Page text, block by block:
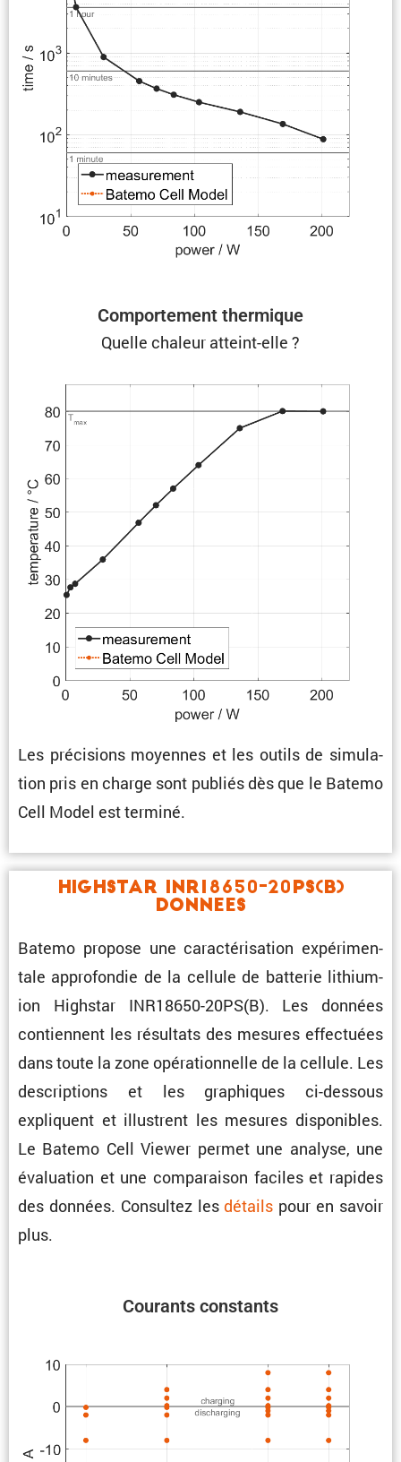
Compor­te­ment thermique
Quelle chaleur atteint-elle ?
Les préci­sions moyennes et les outils de simula­
tion pris en charge sont publiés dès que le Batemo
Cell Model est terminé.
Highstar INR18650-20PS(B)
Donnees
Batemo propose une carac­té­ri­sa­tion expéri­men­
tale appro­fondie de la cellule de batterie lithium-
ion Highstar INR18650-20PS(B). Les données
contiennent les résul­tats des mesures effec­tuées
dans toute la zone opéra­tion­nelle de la cellule. Les
descrip­tions et les graphiques ci-dessous
expliquent et illus­trent les mesures dispo­nibles.
Le Batemo Cell Viewer permet une analyse, une
évalua­tion et une compa­raison faciles et rapides
des données. Consultez lesdétails pour en savoir
plus.
Courants constants